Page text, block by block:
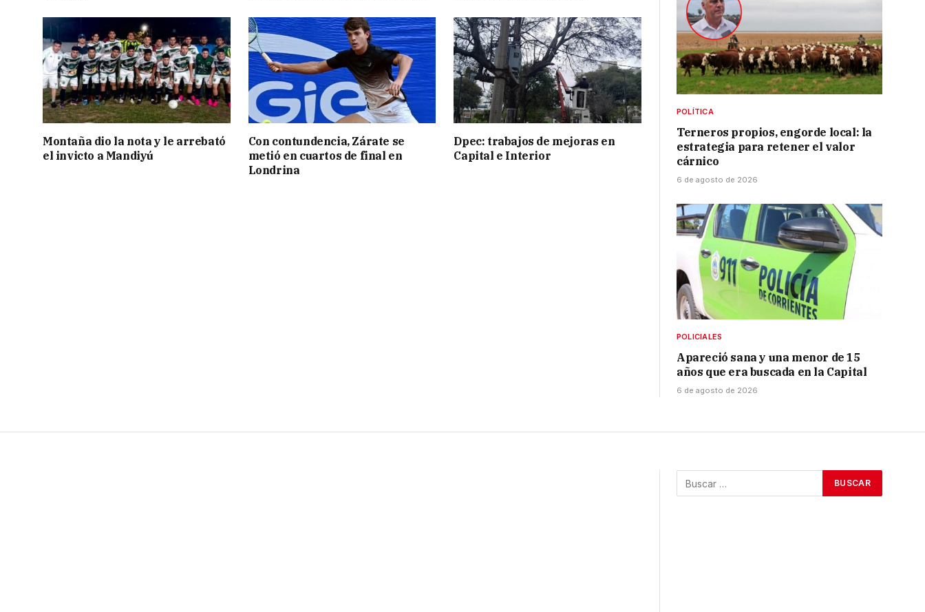
Montaña dio la nota y le arrebató
el invicto a Mandiyú
Con contundencia, Zárate se
metió en cuartos de final en
Londrina
Dpec: trabajos de mejoras en
Capital e Interior
POLÍTICA
Terneros propios, engorde local: la
estrategia para retener el valor
cárnico
6 de agosto de 2026
POLICIALES
Apareció sana y una menor de 15
años que era buscada en la Capital
6 de agosto de 2026